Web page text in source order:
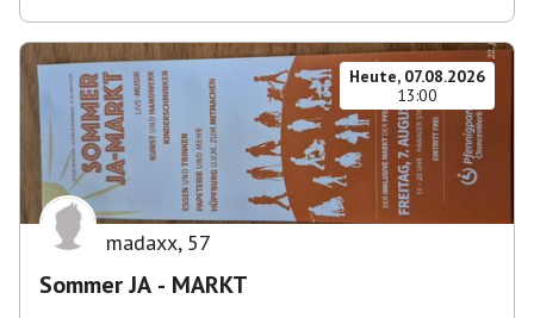
Heute, 07.08.2026
13:00
madaxx, 57
Sommer JA - MARKT